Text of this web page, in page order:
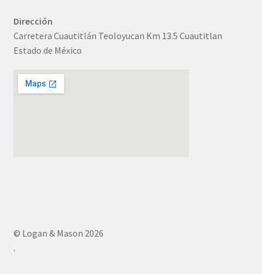
Dirección
Carretera Cuautitlán Teoloyucan Km 13.5 Cuautitlan
Estado de México
© Logan & Mason 2026
.